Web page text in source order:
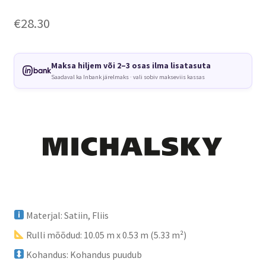
€28.30
Maksa hiljem või 2–3 osas ilma lisatasuta
Saadaval ka Inbank järelmaks · vali sobiv makseviis kassas
Materjal: Satiin, Fliis
Rulli mõõdud: 10.05 m x 0.53 m (5.33 m²)
Kohandus: Kohandus puudub